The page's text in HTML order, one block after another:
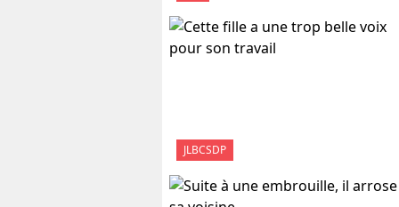
JLBCSDP